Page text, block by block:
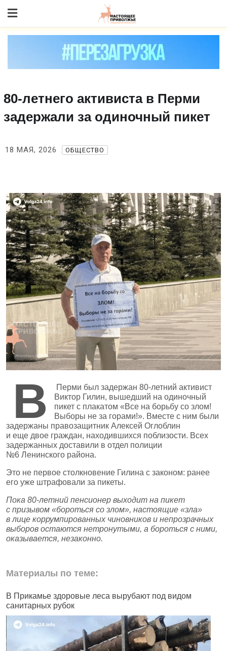
to content
80‑летнего активиста в Перми
задержали за одиночный пикет
18 МАЯ, 2026 ОБЩЕСТВО
В
Перми был задержан 80‑летний активист
Виктор Гилин, вышедший на одиночный
пикет с плакатом «Все на борьбу со злом!
Выборы не за горами!». Вместе с ним были
задержаны правозащитник Алексей Оглоблин
и еще двое граждан, находившихся поблизости. Всех
задержанных доставили в отдел полиции
№6 Ленинского района.
Это не первое столкновение Гилина с законом: ранее
его уже штрафовали за пикеты.
Пока 80‑летний пенсионер выходит на пикет
с призывом «бороться со злом», настоящие «зла»
в лице коррумпированных чиновников и непрозрачных
выборов остаются нетронутыми, а бороться с ними,
оказывается, незаконно.
Материалы по теме:
В Прикамье здоровые леса вырубают под видом
санитарных рубок